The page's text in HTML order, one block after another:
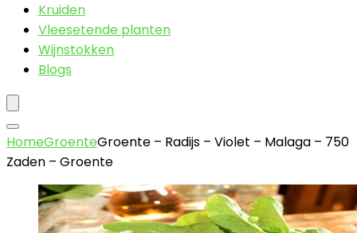
Kruiden
Vleesetende planten
Wijnstokken
Blogs
HomeGroenteGroente – Radijs – Violet – Malaga – 750
Zaden – Groente